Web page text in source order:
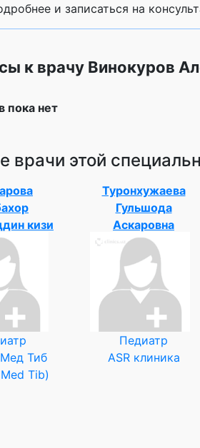
и записаться на
к врачу Винокуров
пока нет
врачи этой
кизи
Тиб
Tib)
Туронхужаева
Гульшода
Аскаровна
Педиатр
ASR клиника